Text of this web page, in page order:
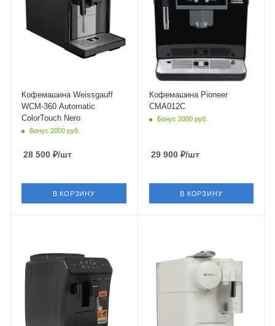
Кофемашина Weissgauff
WCM-360 Automatic
ColorTouch Nero
Бонус 2000 руб.
28 500 ₽/шт
В КОРЗИНУ
1,13 м
Глубина
44 см
Кофемашина Pioneer
CMA012C
Бонус 2000 руб.
29 900₽/шт
В КОРЗИНУ
Питание
от сети
Длина сетевого шнура